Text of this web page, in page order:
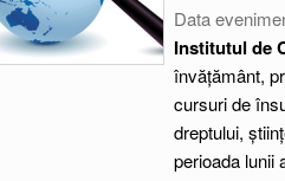
Data
Institutul de
învățământ,
cursuri de
dreptului,
perioada lunii